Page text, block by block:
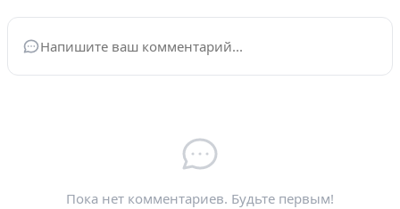
Ваше имя*
Пока нет комментариев. Будьте первым!